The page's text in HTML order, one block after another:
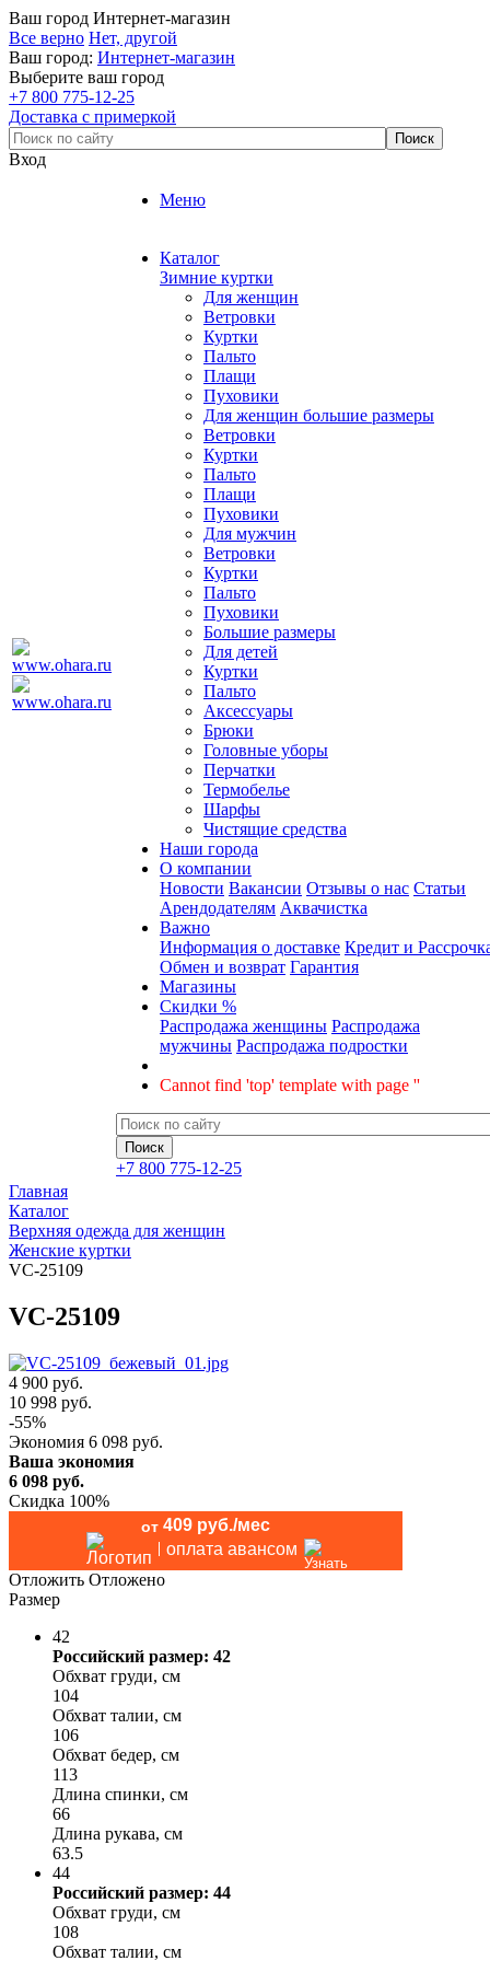
Ваш город Интернет-магазин
Все верно Нет, другой
Ваш город: Интернет-магазин
Выберите ваш город
+7 800 775-12-25
Доставка с примеркой
Вход
Меню
Каталог
Зимние куртки
Для женщин
Ветровки
Куртки
Пальто
Плащи
Пуховики
Для женщин большие размеры
Ветровки
Куртки
Пальто
Плащи
Пуховики
Для мужчин
Ветровки
Куртки
Пальто
Пуховики
Большие размеры
Для детей
Куртки
Пальто
Аксессуары
Брюки
Головные уборы
Перчатки
Термобелье
Шарфы
Чистящие средства
Наши города
О компании
Новости Вакансии Отзывы о нас Статьи
Арендодателям Аквачистка
Важно
Информация о доставке Кредит и
Обмен и возврат Гарантия
Магазины
Скидки %
Распродажа женщины Распродажа
мужчины Распродажа подростки
Cannot find 'top' template with page ''
+7 800 775-12-25
Главная
Каталог
Верхняя одежда для женщин
Женские куртки
VC-25109
VC-25109
4 900 руб.
10 998 руб.
-55%
Экономия 6 098 руб.
Ваша экономия
6 098 руб.
Скидка 100%
от 409 руб./мес
оплата авансом
Отложить Отложено
Размер
42
Российский размер: 42
Обхват груди, см
104
Обхват талии, см
106
Обхват бедер, см
113
Длина спинки, см
66
Длина рукава, см
63.5
44
Российский размер: 44
Обхват груди, см
108
Обхват талии, см